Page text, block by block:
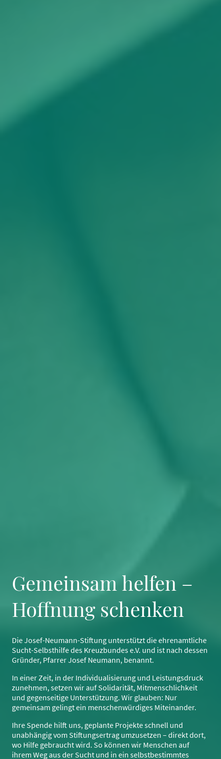
Gemeinsam helfen –
Hoffnung schenken
Die Josef-Neumann-Stiftung unterstützt die ehrenamtliche
Sucht-Selbsthilfe des Kreuzbundes e.V. und ist nach dessen
Gründer, Pfarrer Josef Neumann, benannt.
In einer Zeit, in der Individualisierung und Leistungsdruck
zunehmen, setzen wir auf Solidarität, Mitmenschlichkeit
und gegenseitige Unterstützung. Wir glauben: Nur
gemeinsam gelingt ein menschenwürdiges Miteinander.
Ihre Spende hilft uns, geplante Projekte schnell und
unabhängig vom Stiftungsertrag umzusetzen – direkt dort,
wo Hilfe gebraucht wird. So können wir Menschen auf
ihrem Weg aus der Sucht und in ein selbstbestimmtes